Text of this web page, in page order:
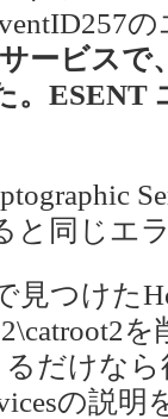
ービスで
ESENT
と同じエ
つけた
だけな
の説